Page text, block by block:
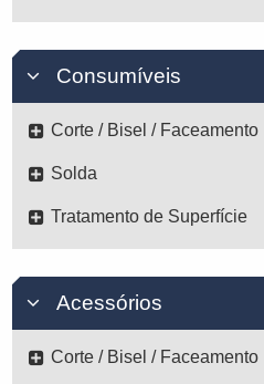
Consumíveis
Corte / Bisel / Faceamento
Solda
Tratamento de Superfície
Acessórios
Corte / Bisel / Faceamento